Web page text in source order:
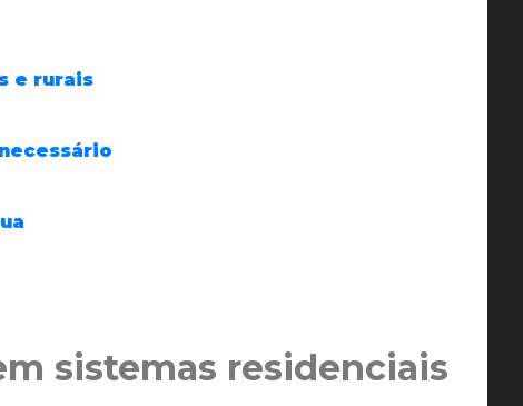
e rurais
sistemas residenciais